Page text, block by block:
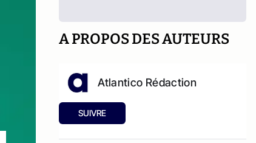
A PROPOS DES AUTEURS
Atlantico Rédaction
SUIVRE